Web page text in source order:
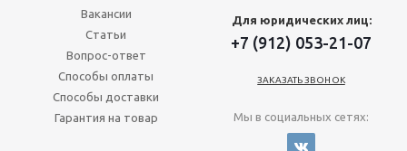
Вакансии
Статьи
Вопрос-ответ
Способы оплаты
Способы доставки
Гарантия на товар
Для юридических лиц:
+7 (912) 053-21-07
ЗАКАЗАТЬ ЗВОНОК
Мы в социальных сетях: